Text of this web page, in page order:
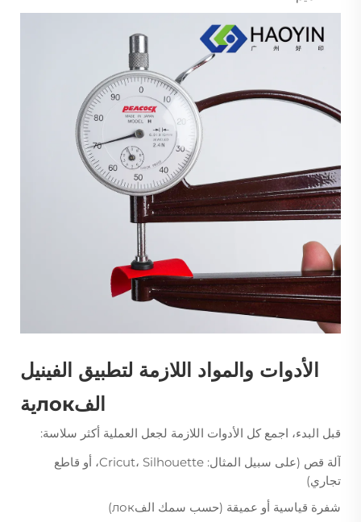
الأدوات والمواد اللازمة لتطبيق الفينيل
الفлокية
قبل البدء، اجمع كل الأدوات اللازمة لجعل العملية أكثر سلاسة:
آلة قص (على سبيل المثال: Cricut، Silhouette، أو قاطع
تجاري)
شفرة قياسية أو عميقة (حسب سمك الفлок)